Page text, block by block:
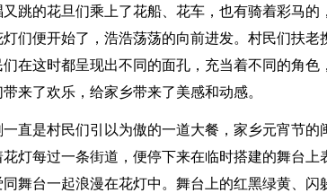
又跳的花旦们乘上了花船、花车，也有骑着彩马
灯们便开始了，浩浩荡荡的向前进发。村民们扶
在这时都呈现出不同的面孔，充当着不同的角
来了欢乐，给家乡带来了美感和动感。
一直是村民们引以为傲的一道大餐，家乡元宵节的
灯每过一条街道，便停下来在临时搭建的舞台上
舞台一起浪漫在花灯中。舞台上的红黑绿黄、